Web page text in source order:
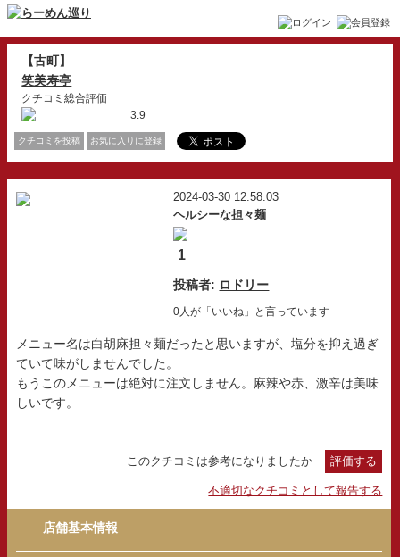
【古町】
笑美寿亭
クチコミ総合評価
3.9
クチコミを投稿 お気に入りに登録
2024-03-30 12:58:03
ヘルシーな担々麺
1
投稿者: ロドリー
0人が「いいね」と言っています
メニュー名は白胡麻担々麺だったと思いますが、塩分を抑え過ぎ
ていて味がしませんでした。
もうこのメニューは絶対に注文しません。麻辣や赤、激辛は美味
しいです。
このクチコミは参考になりましたか 評価する
不適切なクチコミとして報告する
店舗基本情報